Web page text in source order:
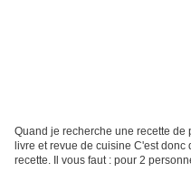
Quand je recherche une recette
livre et revue de cuisine C'est donc
recette. Il vous faut : pour 2